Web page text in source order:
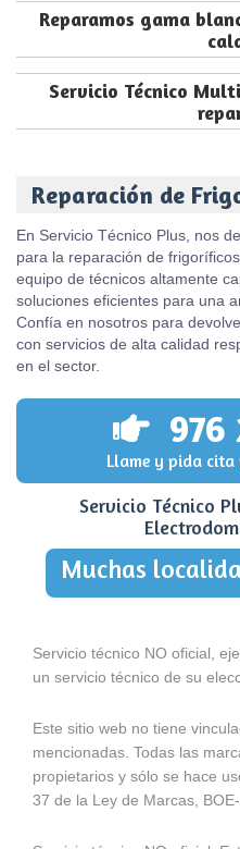
Reparamos gama
Servicio Técnico
Reparación de
En Servicio Técnico Plus, nos
para la reparación de
equipo de técnicos altamente
soluciones eficientes para una
Confía en nosotros para
con servicios de alta calidad
en el sector.
976
Llame y pida
Servicio Técnico
Muchas
Servicio técnico NO oficial,
un servicio técnico de su
Este sitio web no tiene
mencionadas. Todas las
propietarios y sólo se hace
37 de la Ley de Marcas,